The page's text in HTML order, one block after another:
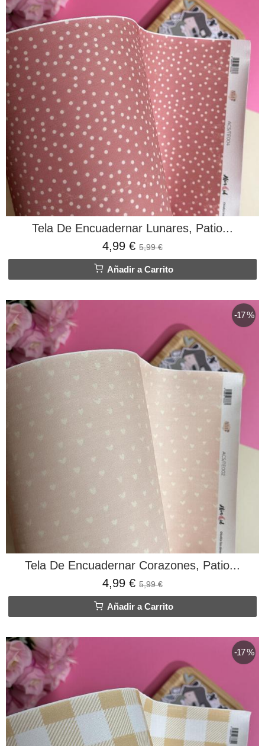
Tela De Encuadernar Lunares, Patio...
4,99 € 5,99 €
Añadir a Carrito
-17 %
Tela De Encuadernar Corazones, Patio...
4,99 € 5,99 €
Añadir a Carrito
-17 %